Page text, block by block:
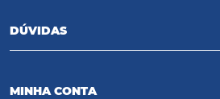
DÚVIDAS
MINHA CONTA